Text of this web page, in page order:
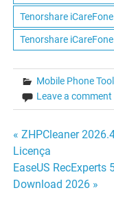
Tenorshare
Tenorshare
Mobile Phone
Leave a comment
Navegação
de
Post
« ZHPCleaner
Licença
EaseUS RecExperts
Download 2026 »